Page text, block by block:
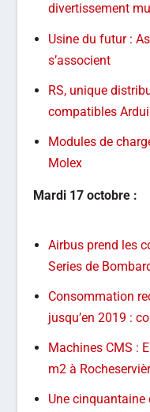
divertissement
Usine du futur :
s’associent
RS, unique
compatibles
Modules de
Molex
Mardi 17 octobre :
Airbus prend les
Series de
Consommation
jusqu’en 2019 :
Machines CMS :
m2 à
Une